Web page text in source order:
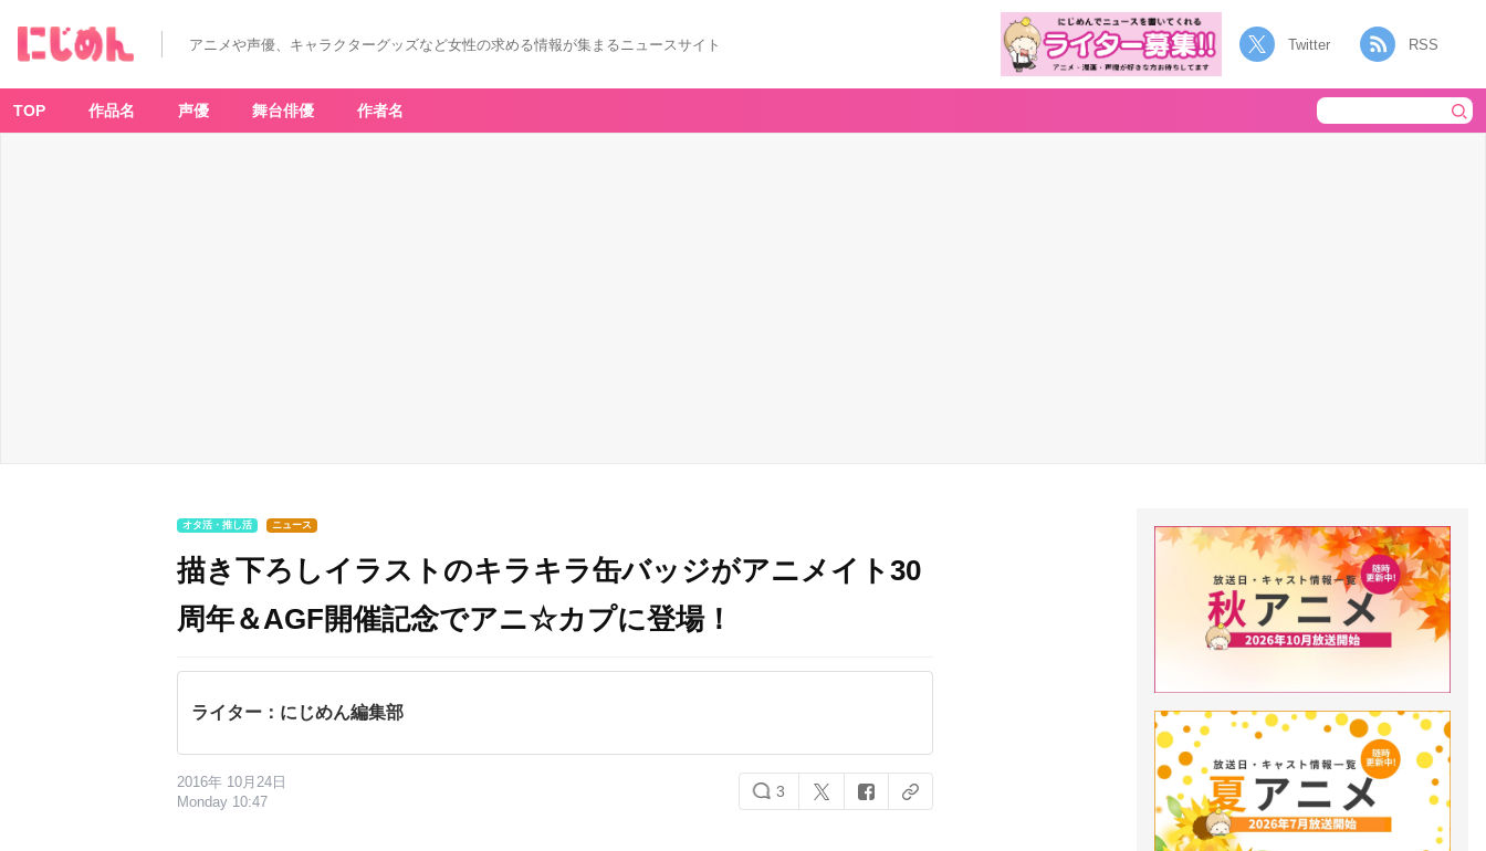
アニメや声優、キャラクターグッズなど女性の求める情報が集まるニュースサイト Twitter RSS
TOP 作品名 声優 舞台俳優 作者名
オタ活・推し活 ニュース
描き下ろしイラストのキラキラ缶バッジがアニメイト30
周年＆AGF開催記念でアニ☆カプに登場！
ライター：にじめん編集部
2016年 10月24日
Monday 10:47
3